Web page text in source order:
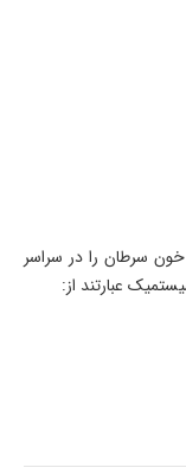
سرطان را در سراسر
عبارتند از: